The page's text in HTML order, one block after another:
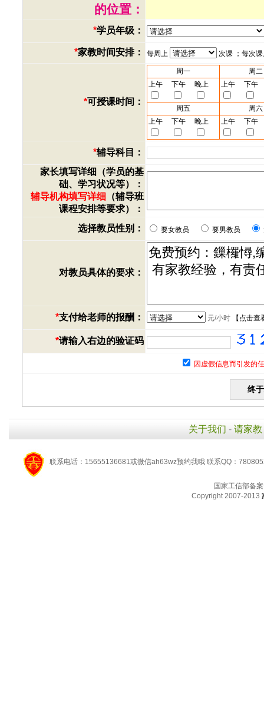
的位置：
*学员年级：
*家教时间安排： 每周上 次课 ；每次
*可授课时间：
周一
周二
上午
下午 晚上 上午 下午
周五
周六
上午
下午 晚上 上午 下午
*辅导科目：
家长填写详细（学员的基
础、学习状况等）：
辅导机构填写详细 （辅导班
课程安排等要求）：
选择教员性别：
要女教员 要男教员
对教员具体的要求：
*支付给老师的报酬： 元/小时【 点击查
*请输入右边的验证码
因虚假信息而引发的
关于我们 - 请家教
联系电话：15655136681或微信ah63wz预约我哦 联系QQ：
国家工信部备
Copyright 2007-2013